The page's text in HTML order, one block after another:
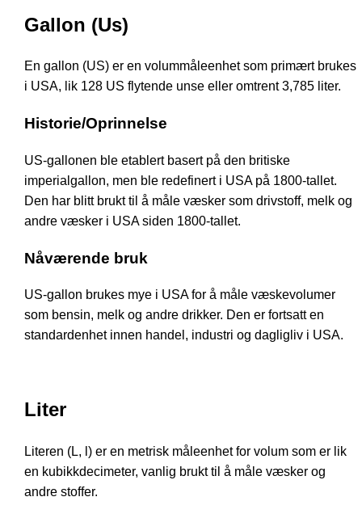
Gallon (Us)
En gallon (US) er en volummåleenhet som primært brukes
i USA, lik 128 US flytende unse eller omtrent 3,785 liter.
Historie/Oprinnelse
US-gallonen ble etablert basert på den britiske
imperialgallon, men ble redefinert i USA på 1800-tallet.
Den har blitt brukt til å måle væsker som drivstoff, melk og
andre væsker i USA siden 1800-tallet.
Nåværende bruk
US-gallon brukes mye i USA for å måle væskevolumer
som bensin, melk og andre drikker. Den er fortsatt en
standardenhet innen handel, industri og dagligliv i USA.
Liter
Literen (L, l) er en metrisk måleenhet for volum som er lik
en kubikkdecimeter, vanlig brukt til å måle væsker og
andre stoffer.